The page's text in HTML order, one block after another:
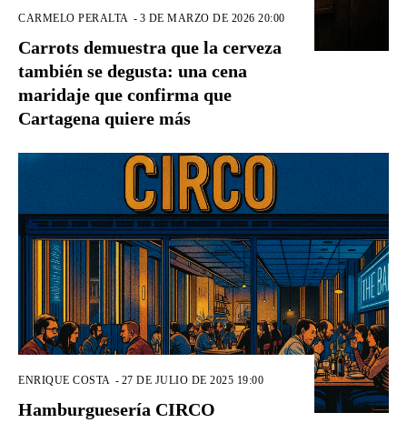
CARMELO PERALTA - 3 DE MARZO DE 2026 20:00
Carrots demuestra que la cerveza
también se degusta: una cena
maridaje que confirma que
Cartagena quiere más
ENRIQUE COSTA - 27 DE JULIO DE 2025 19:00
Hamburguesería CIRCO